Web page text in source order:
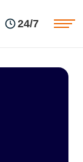
24/7